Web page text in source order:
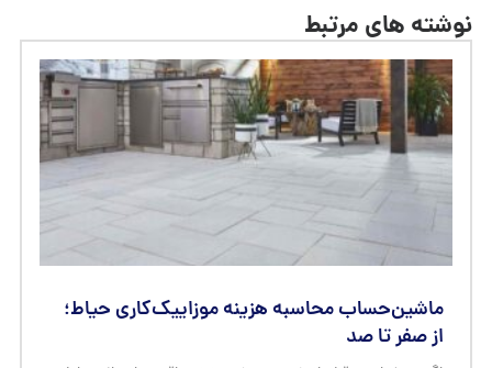
نوشته های مرتبط
ماشین‌حساب محاسبه هزینه موزاییک‌کاری حیاط؛
از صفر تا صد